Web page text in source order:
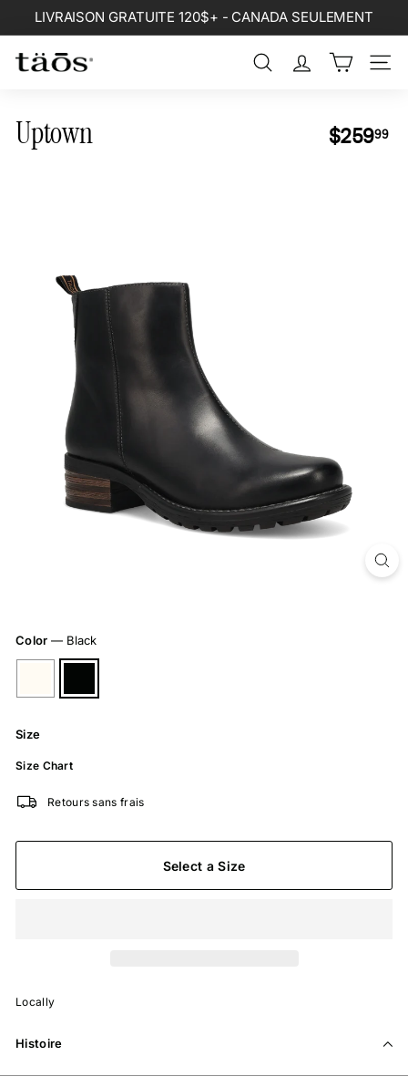
contenu
Diaporama
LIVRAISON GRATUITE 120$+ - CANADA SEULEMENT
Rechercher
Uptown
Prix
régulier
$25999
Color — Black
Size
Size Chart
Retours sans frais
Select a Size
Locally
Histoire